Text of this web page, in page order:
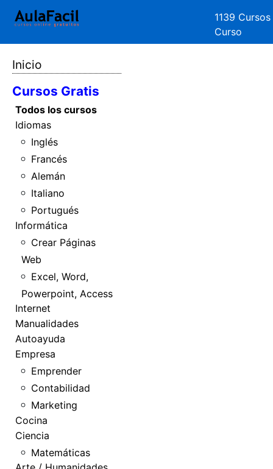
1139
Curso
Inicio
Cursos Gratis
Todos los cursos
Idiomas
Inglés
Francés
Alemán
Italiano
Portugués
Informática
Crear Páginas
Web
Excel, Word,
Powerpoint, Access
Internet
Manualidades
Autoayuda
Empresa
Emprender
Contabilidad
Marketing
Cocina
Ciencia
Matemáticas